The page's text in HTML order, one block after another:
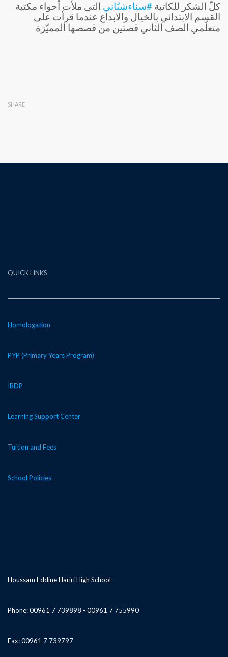
كلّ الشكر للكاتبة ⁧‫ #سناءشبّاني ‬⁩ التي ملأت أجواء مكتبة
القسم الابتدائي بالخيال والابداع عندما قرأت على
متعلّمي الصف الثاني قصتين من قصصها المميّزة
SHARE
QUICK LINKS
Homologation
PYP (Primary Years Program)
IBDP
Learning Support Center
Tuition and Fees
School Policies
Houssam Eddine Hariri High School
Phone: 00961 7 739898 - 00961 7 755990
Fax: 00961 7 739797